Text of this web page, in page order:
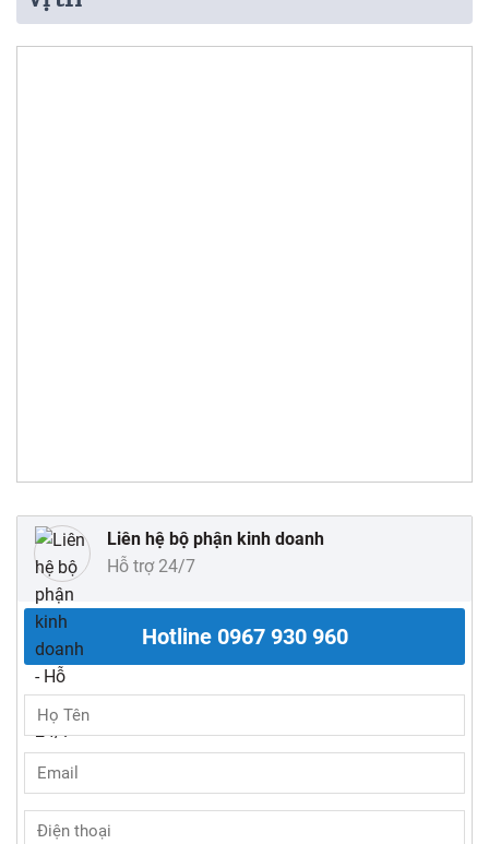
Liên hệ bộ phận kinh doanh
Hỗ trợ 24/7
Hotline 0967 930 960